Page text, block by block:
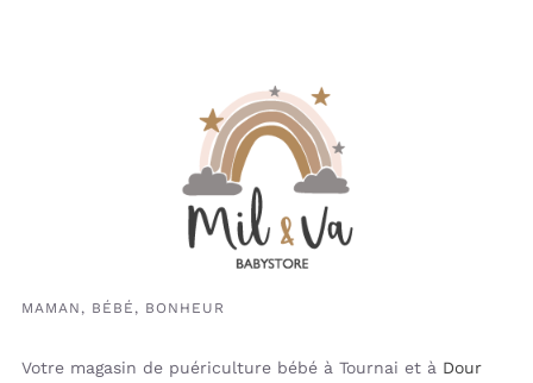
MAMAN, BÉBÉ, BONHEUR
Votre magasin de puériculture bébé à Tournai et à Dour